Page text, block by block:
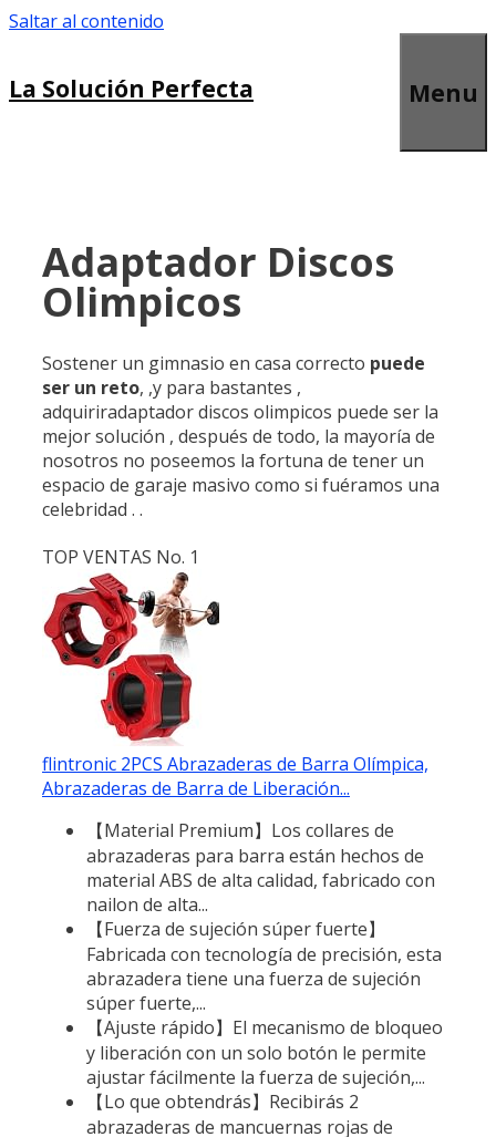
Saltar al contenido
La Solución Perfecta Menu
Adaptador Discos
Olimpicos
Sostener un gimnasio en casa correcto puede
ser un reto, ,y para bastantes ,
adquiriradaptador discos olimpicos puede ser la
mejor solución , después de todo, la mayoría de
nosotros no poseemos la fortuna de tener un
espacio de garaje masivo como si fuéramos una
celebridad . .
TOP VENTAS No. 1
flintronic 2PCS Abrazaderas de Barra Olímpica,
Abrazaderas de Barra de Liberación...
【Material Premium】Los collares de
abrazaderas para barra están hechos de
material ABS de alta calidad, fabricado con
nailon de alta...
【Fuerza de sujeción súper fuerte】
Fabricada con tecnología de precisión, esta
abrazadera tiene una fuerza de sujeción
súper fuerte,...
【Ajuste rápido】El mecanismo de bloqueo
y liberación con un solo botón le permite
ajustar fácilmente la fuerza de sujeción,...
【Lo que obtendrás】Recibirás 2
abrazaderas de mancuernas rojas de